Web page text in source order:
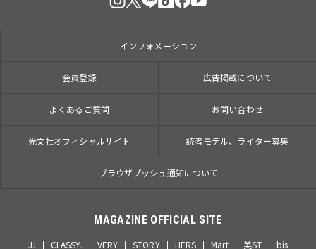
インフォメーション
会員登録 広告掲載について
よくあるご質問 お問い合わせ
光文社オフィシャルサイト 読者モデル、ライター募集
ブラウザプッシュ通知について
MAGAZINE OFFICIAL SITE
JJ CLASSY. VERY STORY HERS Mart 美ST bis